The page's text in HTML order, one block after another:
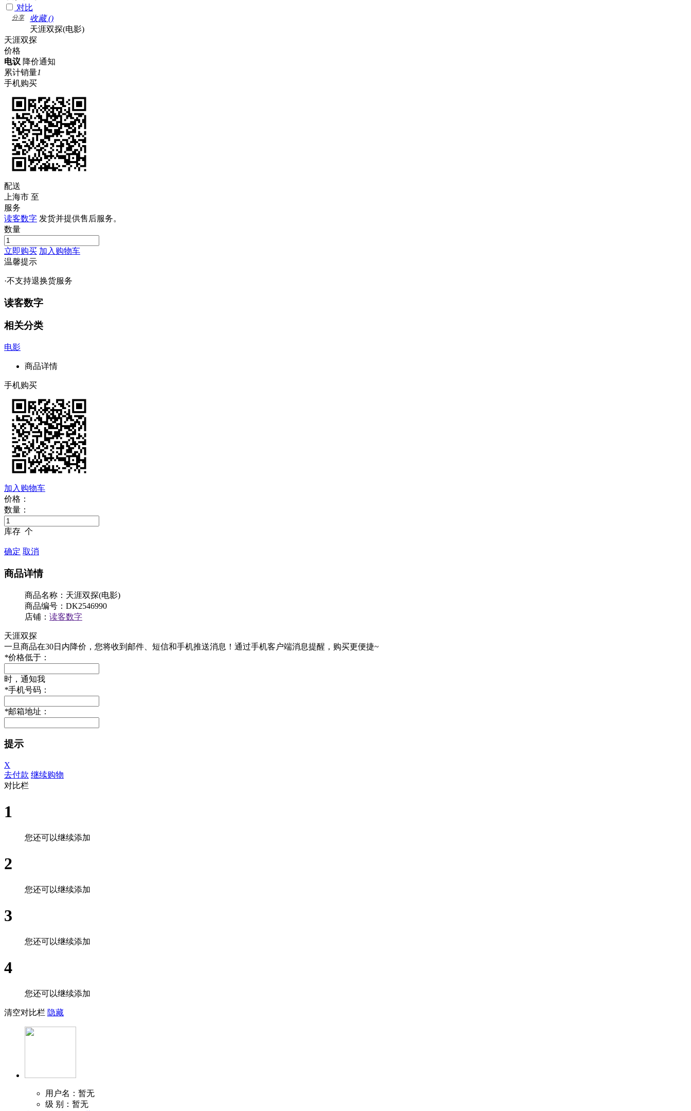
对比
收藏 ()
分享
天涯双探(电影)
天涯双探
价格
电议 降价通知
累计销量1
手机购买
配送
上海市 至
服务
读客数字 发货并提供售后服务。
数量
立即购买 加入购物车
温馨提示
·不支持退换货服务
读客数字
相关分类
电影
商品详情
手机购买
加入购物车
价格：
数量：
库存 个
确定 取消
商品详情
商品名称：天涯双探(电影)
商品编号：DK2546990
店铺： 读客数字
天涯双探
一旦商品在30日内降价，您将收到邮件、短信和手机推送消息！通过手机客户端消息提醒，购买更便捷~
*价格低于：
时，通知我
*手机号码：
*邮箱地址：
提示
X
去付款 继续购物
对比栏
1
您还可以继续添加
2
您还可以继续添加
3
您还可以继续添加
4
您还可以继续添加
清空对比栏 隐藏
用户名：暂无
级 别：暂无